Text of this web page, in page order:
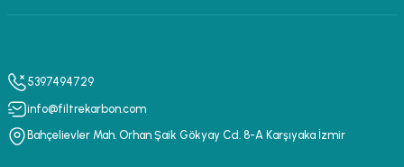
5397494729
info@filtrekarbon.com
Bahçelievler Mah. Orhan Şaik Gökyay Cd. 8-A Karşıyaka İzmir